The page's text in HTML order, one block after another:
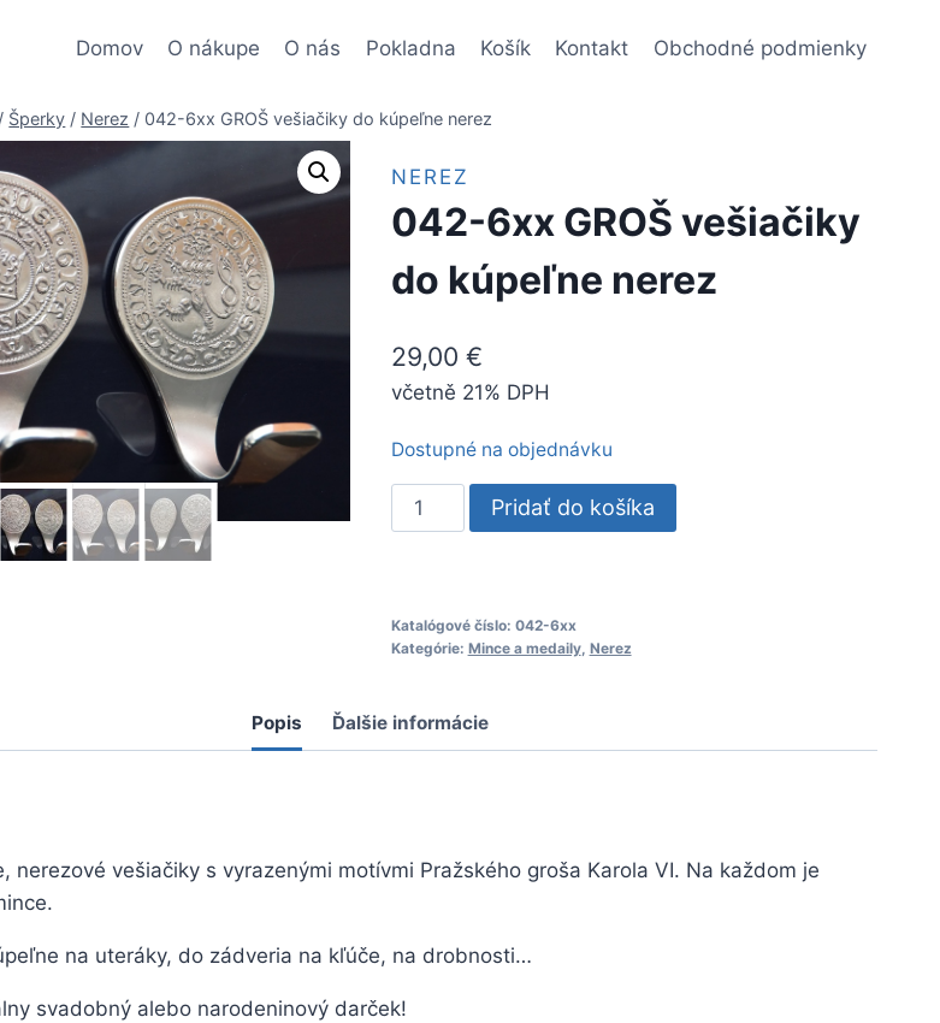
Domov O nákupe O nás Pokladna Košík Kontakt Obchodné podmienky
/ Šperky / Nerez / 042-6xx GROŠ vešiačiky do kúpeľne nerez
NEREZ
042-6xx GROŠ vešiačiky
do kúpeľne nerez
29,00 €
včetně 21% DPH
Dostupné na objednávku
množstvo
042-
vešiačiky
do
nerez
Pridať do košíka
Katalógové číslo: 042-6xx
Kategórie: Mince a medaily, Nerez
Popis Ďalšie informácie
nerezové vešiačiky s vyrazenými motívmi Pražského groša Karola VI. Na každom je
na uteráky, do zádveria na kľúče, na drobnosti…
svadobný alebo narodeninový darček!